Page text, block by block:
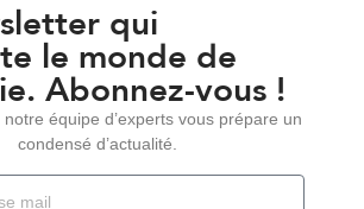
qui
le monde de
Abonnez-vous !
équipe d’experts vous prépare un
condensé d’actualité.